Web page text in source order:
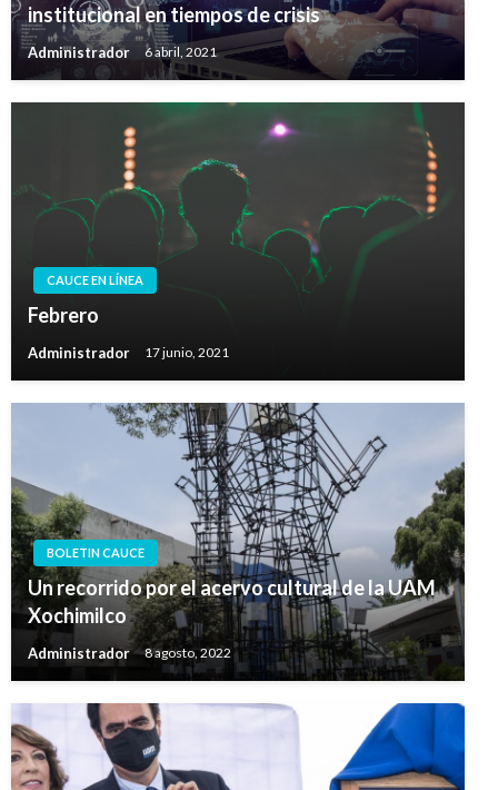
institucional en tiempos de crisis
Administrador 6 abril, 2021
CAUCE EN LÍNEA
Febrero
Administrador 17 junio, 2021
BOLETIN CAUCE
Un recorrido por el acervo cultural de la UAM
Xochimilco
Administrador 8 agosto, 2022